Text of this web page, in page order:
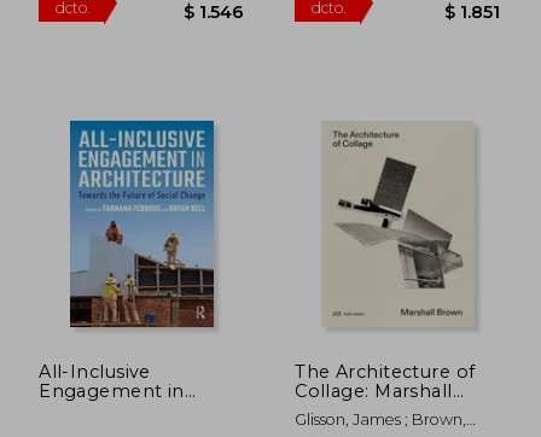
All-Inclusive
Engagement in
The Architecture of
Collage: Marshall
Brown (en Inglés)
Glisson, James ; Brown,